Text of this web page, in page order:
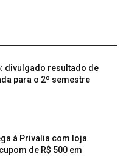
divulgado resultado de
para o 2º semestre
à Privalia com loja
de R$ 500 em